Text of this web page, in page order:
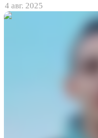
4 авг. 2025